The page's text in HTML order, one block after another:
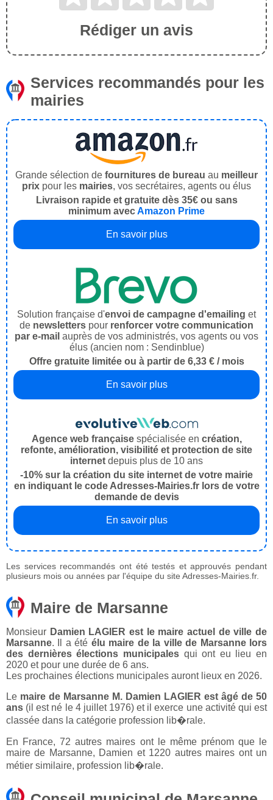
Rédiger un avis
Services recommandés pour les
mairies
Grande sélection de fournitures de bureau au meilleur
prix pour les mairies, vos secrétaires, agents ou élus
Livraison rapide et gratuite dès 35€ ou sans
minimum avecAmazon Prime
En savoir plus
Solution française d'envoi de campagne d'emailing et
de newsletters pour renforcer votre communication
par e-mail auprès de vos administrés, vos agents ou vos
élus (ancien nom : Sendinblue)
Offre gratuite limitée ou à partir de 6,33 € / mois
En savoir plus
Agence web françaisespécialisée en création,
refonte, amélioration, visibilité et protection de site
internet depuis plus de 10 ans
-10% sur la création du site internet de votre mairie
en indiquant le code Adresses-Mairies.fr lors de votre
demande de devis
En savoir plus
Les services recommandés ont été testés et approuvés pendant
plusieurs mois ou années par l'équipe du site Adresses-Mairies.fr.
Maire de Marsanne
Monsieur Damien LAGIER est le maire actuel de ville de
Marsanne. Il a été élu maire de la ville de Marsanne lors
des dernières élections municipalesqui ont eu lieu en
2020 et pour une durée de 6 ans.
Les prochaines élections municipales auront lieux en 2026.
Le maire de Marsanne M. Damien LAGIER est âgé de 50
ans (il est né le 4 juillet 1976) et il exerce une activité qui est
classée dans la catégorie profession lib�rale.
En France, 72 autres maires ont le même prénom que le
maire de Marsanne, Damien et 1220 autres maires ont un
métier similaire, profession lib�rale.